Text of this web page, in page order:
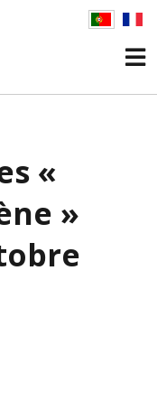
«
»